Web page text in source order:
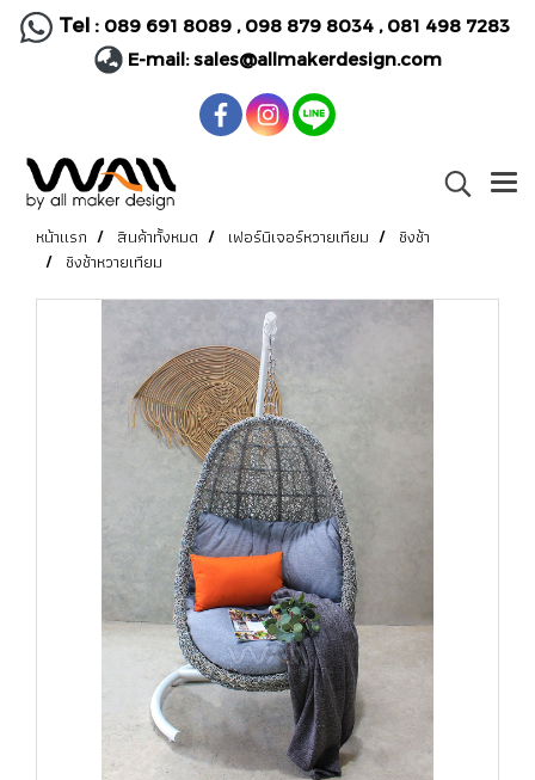
Tel : 089 691 8089, 098 879 8034 , 081 498 7283
E-mail:sales@allmakerdesign.com
หน้าแรก สินค้าทั้งหมด เฟอร์นิเจอร์หวายเทียม
ชิงช้า
ชิงช้าหวายเทียม